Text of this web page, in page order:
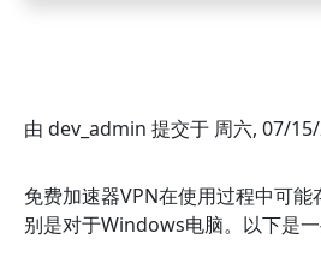
由 dev_admin 提交于 周六, 07/
免费加速器VPN在使用过程中可
别是对于Windows电脑。以下是